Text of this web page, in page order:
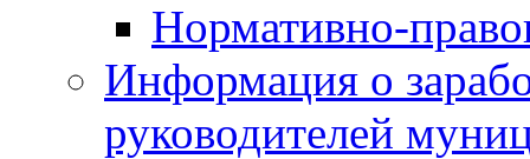
Нормативно-
Информация о
руководителей